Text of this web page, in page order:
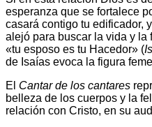
esperanza que se fortalece
casará contigo tu edificador,
alejó para buscar la vida y la
«tu esposo es tu Hacedor» (Is
de Isaías evoca la figura
El Cantar de los cantares
belleza de los cuerpos y la
relación con Cristo, en su